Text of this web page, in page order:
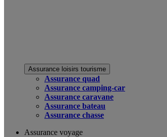
Assurance loisirs tourisme
Assurance quad
Assurance camping-car
Assurance caravane
Assurance bateau
Assurance chasse
Assurance voyage